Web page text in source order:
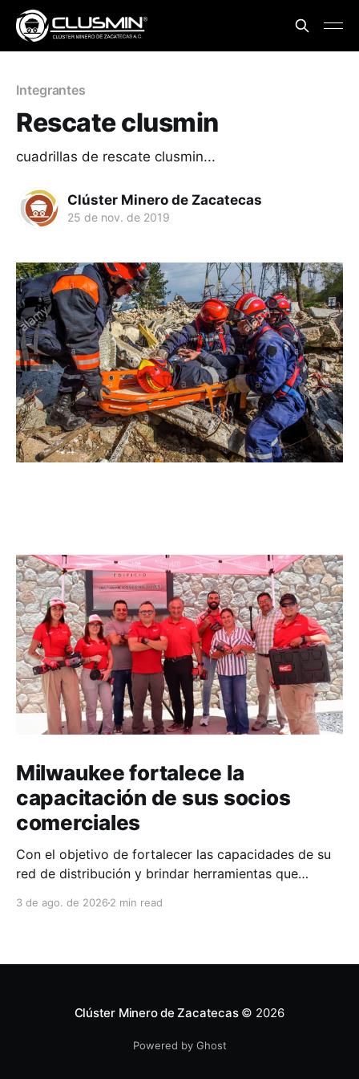
Integrantes
Rescate clusmin
cuadrillas de rescate clusmin...
Clúster Minero de Zacatecas
25 de nov. de 2019
Milwaukee fortalece la
capacitación de sus socios
comerciales
Con el objetivo de fortalecer las capacidades de su
red de distribución y brindar herramientas que
técnico, Milwaukee llevó a cabo una capacitación
3 de ago. de 2026 2 min read
Clúster Minero de Zacatecas© 2026
Powered by Ghost